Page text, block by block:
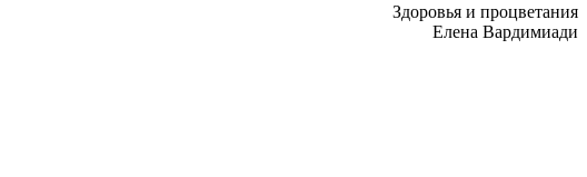
Здоровья и процветания
Елена Вардимиади